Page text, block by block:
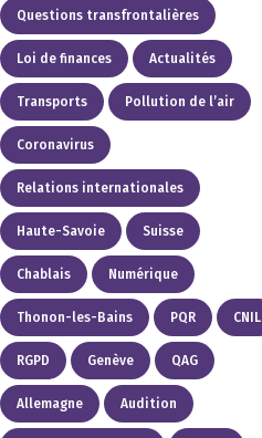
Questions transfrontalières
Loi de finances Actualités
Transports Pollution de l’air
Coronavirus
Relations internationales
Haute-Savoie Suisse
Chablais Numérique
Thonon-les-Bains PQR CNIL
RGPD Genève QAG
Allemagne Audition